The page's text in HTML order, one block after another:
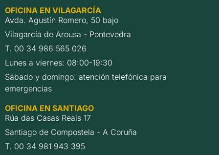
OFICINA EN VILAGARCÍA
Avda. Agustín Romero, 50 bajo
Vilagarcía de Arousa - Pontevedra
T. 00 34 986 565 026
Lunes a viernes: 08:00-19:30
Sábado y domingo: atención telefónica para
emergencias
OFICINA EN SANTIAGO
Rúa das Casas Reais 17
Santiago de Compostela - A Coruña
T. 00 34 981 943 395